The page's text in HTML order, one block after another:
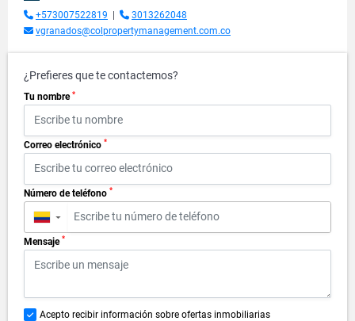
+573007522819
3013262048
vgranados@colpropertymanagement.com.co
¿Prefieres que te contactemos?
Tu nombre *
Correo electrónico *
Número de teléfono *
▼
Mensaje *
Acepto recibir información sobre ofertas inmobiliarias